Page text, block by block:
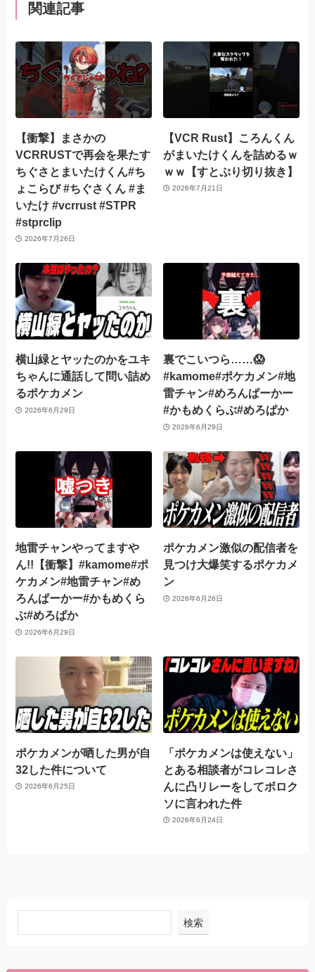
関連記事
【衝撃】まさかの
VCRRUSTで再会を果たす
ちぐさとまいたけくん#ち
ょこらび #ちぐさくん #ま
いたけ #vcrrust #STPR
#stprclip
2026年7月26日
【VCR Rust】ころんくん
がまいたけくんを詰めるｗ
ｗｗ【すとぷり切り抜き】
2026年7月21日
横山緑とヤッたのかをユキ
ちゃんに通話して問い詰め
るポケカメン
2026年6月29日
裏でこいつら……😱
#kamome#ポケカメン#地
雷チャン#めろんぱーかー
#かもめくらぶ#めろぱか
2026年6月29日
地雷チャンやってますや
ん!!【衝撃】#kamome#ポ
ケカメン#地雷チャン#め
ろんぱーかー#かもめくら
ぶ#めろぱか
2026年6月29日
ポケカメン激似の配信者を
見つけ大爆笑するポケカメ
ン
2026年6月26日
ポケカメンが晒した男が自
32した件について
2026年6月25日
「ポケカメンは使えない」
とある相談者がコレコレさ
んに凸リレーをしてボロク
ソに言われた件
2026年6月24日
検索